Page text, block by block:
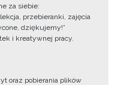
za siebie:
przebieranki, zajęcia
dziękujemy!”
i kreatywnej pracy.
oraz pobierania plików